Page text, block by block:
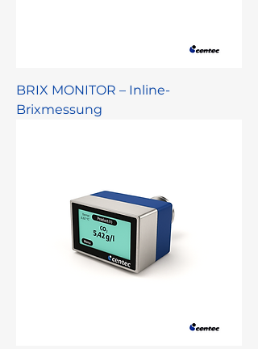
BRIX MONITOR – Inline-
Brixmessung